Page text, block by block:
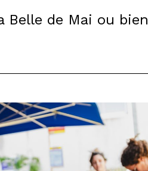
Belle de Mai ou bien